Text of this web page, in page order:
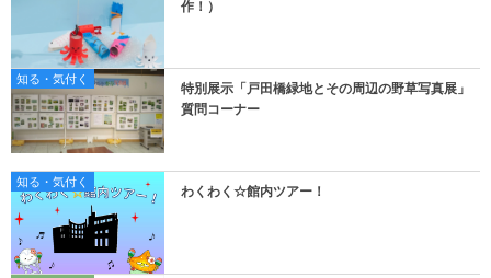
作！）
知る・気付く
特別展示「戸田橋緑地とその周辺の野草写真展」
質問コーナー
知る・気付く
わくわく☆館内ツアー！